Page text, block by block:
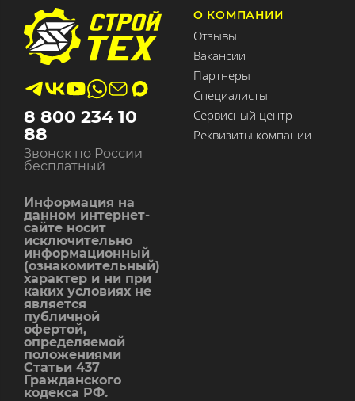
8 800 234 10
88
Звонок по России
бесплатный
Информация на
данном интернет-
сайте носит
исключительно
информационный
(ознакомительный)
характер и ни при
каких условиях не
является
публичной
офертой,
определяемой
положениями
Статьи 437
Гражданского
кодекса РФ.
О КОМПАНИИ
Отзывы
Вакансии
Партнеры
Специалисты
Сервисный центр
Реквизиты компании